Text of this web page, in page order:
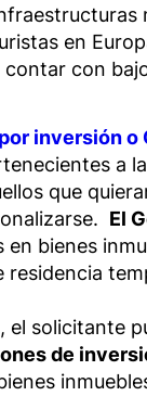
en
con
inversión
a
que
El
bienes
residencia
solicitante
de